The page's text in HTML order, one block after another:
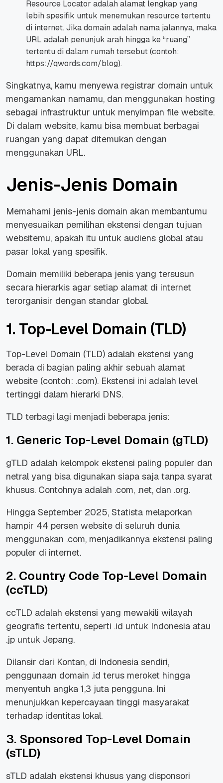
Resource Locator adalah alamat lengkap yang
lebih spesifik untuk menemukan resource tertentu
di internet. Jika domain adalah nama jalannya, maka
URL adalah penunjuk arah hingga ke “ruang”
tertentu di dalam rumah tersebut (contoh:
https://qwords.com/blog).
Singkatnya, kamu menyewa registrar domain untuk
mengamankan namamu, dan menggunakan hosting
sebagai infrastruktur untuk menyimpan file website.
Di dalam website, kamu bisa membuat berbagai
ruangan yang dapat ditemukan dengan
menggunakan URL.
Jenis-Jenis Domain
Memahami jenis-jenis domain akan membantumu
menyesuaikan pemilihan ekstensi dengan tujuan
websitemu, apakah itu untuk audiens global atau
pasar lokal yang spesifik.
Domain memiliki beberapa jenis yang tersusun
secara hierarkis agar setiap alamat di internet
terorganisir dengan standar global.
1. Top-Level Domain (TLD)
Top-Level Domain (TLD) adalah ekstensi yang
berada di bagian paling akhir sebuah alamat
website (contoh: .com). Ekstensi ini adalah level
tertinggi dalam hierarki DNS.
TLD terbagi lagi menjadi beberapa jenis:
1. Generic Top-Level Domain (gTLD)
gTLD adalah kelompok ekstensi paling populer dan
netral yang bisa digunakan siapa saja tanpa syarat
khusus. Contohnya adalah .com, .net, dan .org.
Hingga September 2025, Statista melaporkan
hampir 44 persen website di seluruh dunia
menggunakan .com, menjadikannya ekstensi paling
populer di internet.
2. Country Code Top-Level Domain
(ccTLD)
ccTLD adalah ekstensi yang mewakili wilayah
geografis tertentu, seperti .id untuk Indonesia atau
.jp untuk Jepang.
Dilansir dari Kontan, di Indonesia sendiri,
penggunaan domain .id terus meroket hingga
menyentuh angka 1,3 juta pengguna. Ini
menunjukkan kepercayaan tinggi masyarakat
terhadap identitas lokal.
3. Sponsored Top-Level Domain
(sTLD)
sTLD adalah ekstensi khusus yang disponsori